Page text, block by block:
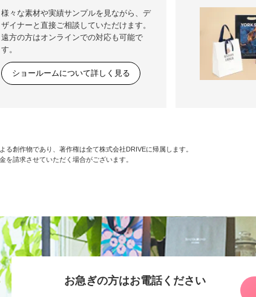
様々な素材や実績サンプルを見ながら、デ
ザイナーと直接ご相談していただけます。
遠方の方はオンラインでの対応も可能で
す。
ショールームについて詳しく見る
創作物であり、著作権は全て株式会社DRIVEに帰属します。
請求させていただく場合がございます。
お急ぎの方はお電話ください